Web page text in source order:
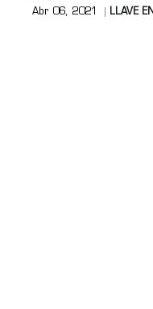
Abr 06, 2021 LLAVE